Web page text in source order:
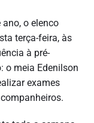
o elenco
terça-feira, às
à pré-
o meia Edenilson
exames